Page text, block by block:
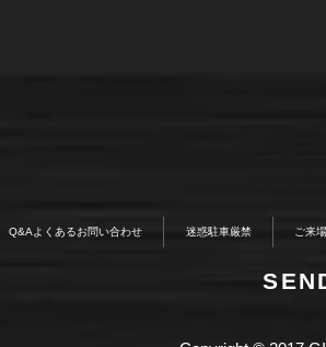
Q&Aよくあるお問い合わせ 迷惑駐車厳禁 ご来